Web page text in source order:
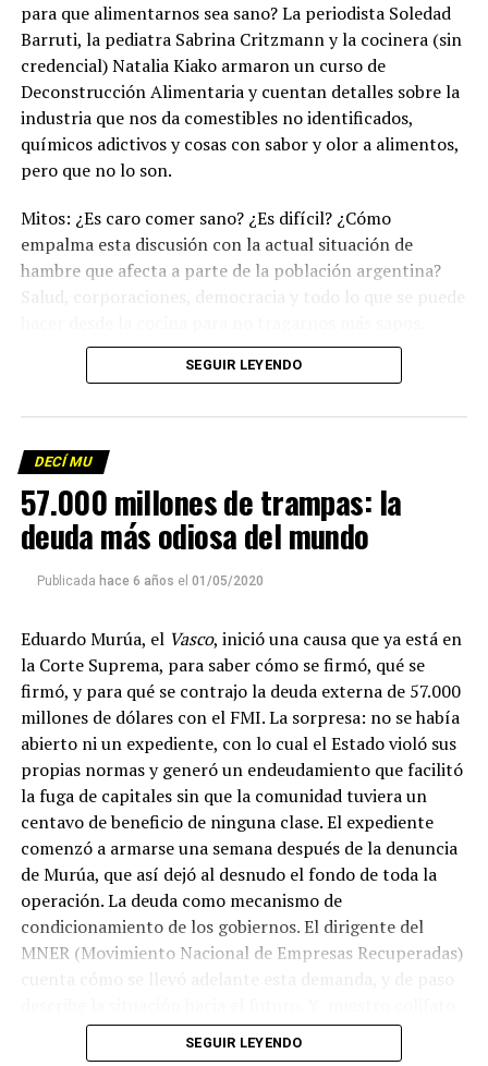
para que alimentarnos sea sano? La periodista Soledad
Barruti, la pediatra Sabrina Critzmann y la cocinera (sin
credencial) Natalia Kiako armaron un curso de
Deconstrucción Alimentaria y cuentan detalles sobre la
industria que nos da comestibles no identificados,
químicos adictivos y cosas con sabor y olor a alimentos,
pero que no lo son.
Mitos: ¿Es caro comer sano? ¿Es difícil? ¿Cómo
empalma esta discusión con la actual situación de
hambre que afecta a parte de la población argentina?
Salud, corporaciones, democracia y todo lo que se puede
(Escuchá el programa completo).
Foto: Martina Perosa
Descargar el programa
La reproducción de este programa es libre. Sólo tenés
que mandar un mail ainfolavaca@yahoo.com.ar
emitir todos los programas de Decí MU
SEGUIR LEYENDO
DECÍ MU
57.000 millones de trampas: la
deuda más odiosa del mundo
Publicada hace 6 años el 01/05/2020
Eduardo Murúa, el Vasco, inició una causa que ya está en
la Corte Suprema, para saber cómo se firmó, qué se
firmó, y para qué se contrajo la deuda externa de 57.000
millones de dólares con el FMI. La sorpresa: no se había
abierto ni un expediente, con lo cual el Estado violó sus
propias normas y generó un endeudamiento que facilitó
la fuga de capitales sin que la comunidad tuviera un
centavo de beneficio de ninguna clase. El expediente
comenzó a armarse una semana después de la denuncia
de Murúa, que así dejó al desnudo el fondo de toda la
operación. La deuda como mecanismo de
condicionamiento de los gobiernos. El dirigente del
MNER (Movimiento Nacional de Empresas Recuperadas)
de cabecera Hugo López va a dar una definición
inolvidable sobre los normales y los anormales. Como
SEGUIR LEYENDO